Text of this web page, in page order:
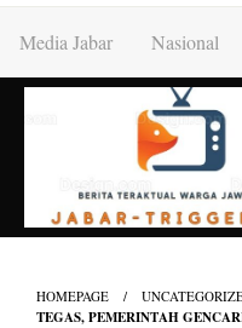
content
Media Jabar Nasional
HOMEPAGE
TEGAS, PEMERINTAH